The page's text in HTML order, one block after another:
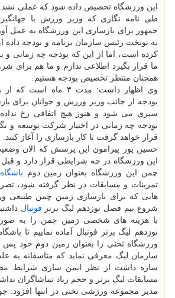
این ورزشگاه تخصیص داده شود كه عملی نشد
طی نامه نگاری كه وزیر ورزش با
جمهور برای بازسازی این ورزشگاه به عمل
به نوبخت رئیس سازمان برنامه و بودجه داده
كرده است، اما از این كه بودجه چه زمانی و
ما قرار بگیرد اطلاعی ندارم و ما هم برای
همچنان منتظر تخصیص بودجه هستیم.
وی اظهار داشت: مدت ۳
بودجه از جانب وزیر ورزش و جوانان برای
سپری می شود و هنوز هیچ اتفاقی رخ
بودجه چه زمانی در اختیار شركت توسعه و
قرار خواهد گرفت تا كار بازسازی را آغاز كنند.
حسین پور پیرامون این پرسش كه الان
این ورزشگاه در چه شرایطی قرار دارد و قبل
چمن این ورزشگاه بعنوان زمین دوم باشگاه
تمرینات و مسابقات در نظر گرفته شود،
هایی كه برای بازسازی زمین چمن طبیعی
شروع نیم فصل نوزدهم لیگ برتر فوتبال
با هزینه های شخصی زمین چمن را به
نوزدهم لیگ برتر فوتبال آماده نماییم تا
ورزشگاه تختی را بعنوان زمین دوم خود پس
سازمان لیگ معرفی نماید كه متاسفانه به
سازه داشت از نظر ایمن سازی شرایط
مسابقات لیگ برتر و حجم زیاد تماشاگران
مدیر مجموعه ورزشی تختی در انتها افزود: